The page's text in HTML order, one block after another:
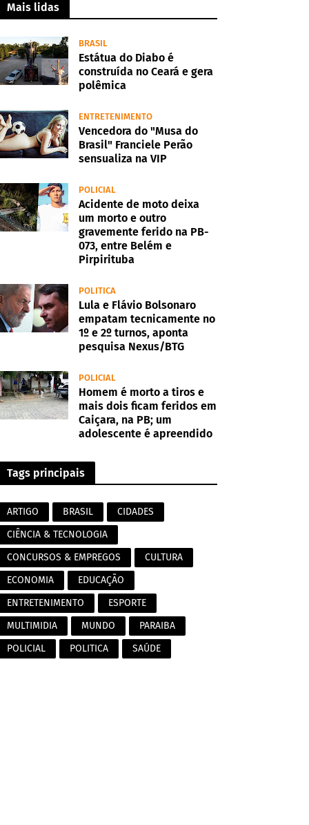
Mais lidas
BRASIL
Estátua do Diabo é
construída no Ceará e gera
polêmica
ENTRETENIMENTO
Vencedora do "Musa do
Brasil" Franciele Perão
sensualiza na VIP
POLICIAL
Acidente de moto deixa
um morto e outro
gravemente ferido na PB-
073, entre Belém e
Pirpirituba
POLITICA
Lula e Flávio Bolsonaro
empatam tecnicamente no
1º e 2º turnos, aponta
pesquisa Nexus/BTG
POLICIAL
Homem é morto a tiros e
mais dois ficam feridos em
Caiçara, na PB; um
adolescente é apreendido
Tags principais
ARTIGO BRASIL
CIDADES
CIÊNCIA & TECNOLOGIA
CONCURSOS & EMPREGOS
CULTURA
ECONOMIA
EDUCAÇÃO
ENTRETENIMENTO
ESPORTE
MULTIMIDIA
MUNDO
PARAIBA
POLICIAL
POLITICA SAÚDE